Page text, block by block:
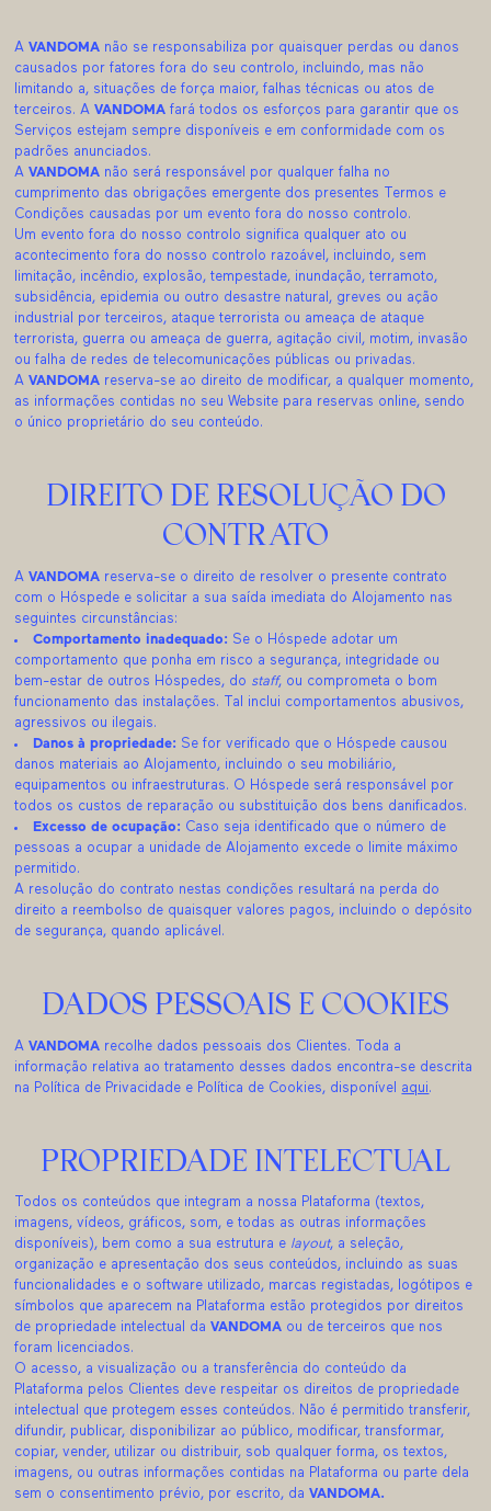
AVANDOMA não se responsabiliza por quaisquer perdas ou danos
causados por fatores fora do seu controlo, incluindo, mas não
limitando a, situações de força maior, falhas técnicas ou atos de
terceiros. AVANDOMA fará todos os esforços para garantir que os
Serviços estejam sempre disponíveis e em conformidade com os
padrões anunciados.
AVANDOMA não será responsável por qualquer falha no
cumprimento das obrigações emergente dos presentes Termos e
Condições causadas por um evento fora do nosso controlo.
Um evento fora do nosso controlo significa qualquer ato ou
acontecimento fora do nosso controlo razoável, incluindo, sem
limitação, incêndio, explosão, tempestade, inundação, terramoto,
subsidência, epidemia ou outro desastre natural, greves ou ação
industrial por terceiros, ataque terrorista ou ameaça de ataque
terrorista, guerra ou ameaça de guerra, agitação civil, motim, invasão
ou falha de redes de telecomunicações públicas ou privadas.
AVANDOMA reserva-se ao direito de modificar, a qualquer momento,
as informações contidas no seu Website para reservas online, sendo
o único proprietário do seu conteúdo.
DIREITO DE RESOLUÇÃO DO
CONTRATO
AVANDOMA reserva-se o direito de resolver o presente contrato
com o Hóspede e solicitar a sua saída imediata do Alojamento nas
seguintes circunstâncias:
Comportamento inadequado: Se o Hóspede adotar um
comportamento que ponha em risco a segurança, integridade ou
bem-estar de outros Hóspedes, do staff, ou comprometa o bom
funcionamento das instalações. Tal inclui comportamentos abusivos,
agressivos ou ilegais.
Danos à propriedade: Se for verificado que o Hóspede causou
danos materiais ao Alojamento, incluindo o seu mobiliário,
equipamentos ou infraestruturas. O Hóspede será responsável por
todos os custos de reparação ou substituição dos bens danificados.
Excesso de ocupação: Caso seja identificado que o número de
pessoas a ocupar a unidade de Alojamento excede o limite máximo
permitido.
A resolução do contrato nestas condições resultará na perda do
direito a reembolso de quaisquer valores pagos, incluindo o depósito
de segurança, quando aplicável.
DADOS PESSOAIS E COOKIES
AVANDOMA recolhe dados pessoais dos Clientes. Toda a
informação relativa ao tratamento desses dados encontra-se descrita
na Política de Privacidade e Política de Cookies, disponível aqui.
PROPRIEDADE INTELECTUAL
Todos os conteúdos que integram a nossa Plataforma (textos,
imagens, vídeos, gráficos, som, e todas as outras informações
disponíveis), bem como a sua estrutura e layout, a seleção,
organização e apresentação dos seus conteúdos, incluindo as suas
funcionalidades e o software utilizado, marcas registadas, logótipos e
símbolos que aparecem na Plataforma estão protegidos por direitos
de propriedade intelectual daVANDOMA ou de terceiros que nos
foram licenciados.
O acesso, a visualização ou a transferência do conteúdo da
Plataforma pelos Clientes deve respeitar os direitos de propriedade
intelectual que protegem esses conteúdos. Não é permitido transferir,
difundir, publicar, disponibilizar ao público, modificar, transformar,
copiar, vender, utilizar ou distribuir, sob qualquer forma, os textos,
imagens, ou outras informações contidas na Plataforma ou parte dela
sem o consentimento prévio, por escrito, daVANDOMA.